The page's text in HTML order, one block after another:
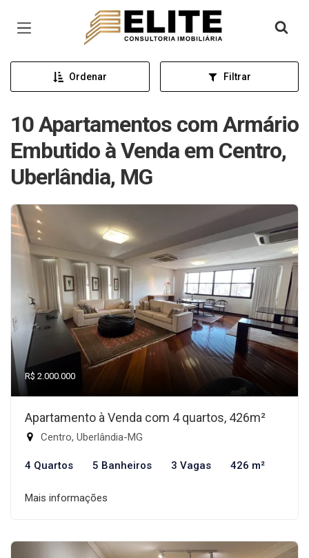
Página inicial
Ordenar Filtrar
10 Apartamentos com Armário
Embutido à Venda em Centro,
Uberlândia, MG
R$ 2.000.000
Apartamento à Venda com 4 quartos, 426m²
Centro, Uberlândia-MG
4 Quartos 5 Banheiros 3 Vagas 426 m²
Mais informações